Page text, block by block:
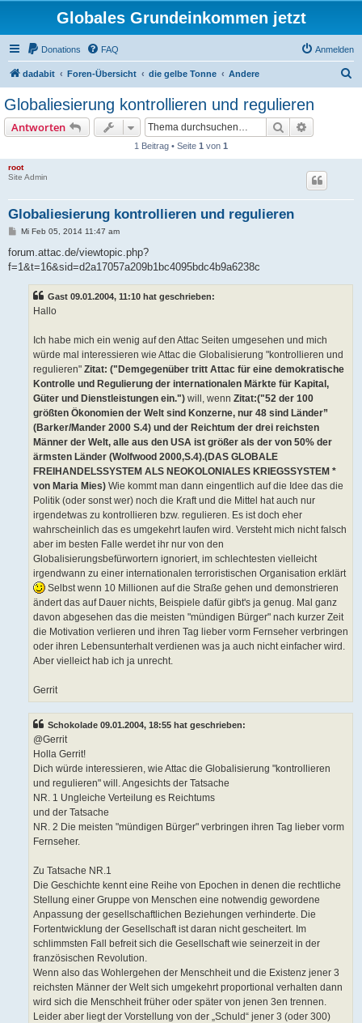
Globales Grundeinkommen jetzt
Donations FAQ Anmelden
dadabit Foren-Übersicht die gelbe Tonne Andere
Globaliesierung kontrollieren und regulieren
Antworten Suche
1 Beitrag • Seite 1 von 1
root
Site Admin
Globaliesierung kontrollieren und regulieren
B
i
r
Mi Feb 05, 2014 11:47 am
forum.attac.de/viewtopic.php?
f=1&t=16&sid=d2a17057a209b1bc4095bdc4b9a6238c
Gast 09.01.2004, 11:10 hat geschrieben:
Hallo
Ich habe mich ein wenig auf den Attac Seiten umgesehen und mich
würde mal interessieren wie Attac die Globalisierung "kontrollieren und
regulieren" Zitat: ("Demgegenüber tritt Attac für eine demokratische
Kontrolle und Regulierung der internationalen Märkte für Kapital,
Güter und Dienstleistungen ein.") will, wenn Zitat:("52 der 100
größten Ökonomien der Welt sind Konzerne, nur 48 sind Länder”
(Barker/Mander 2000 S.4) und der Reichtum der drei reichsten
Männer der Welt, alle aus den USA ist größer als der von 50% der
ärmsten Länder (Wolfwood 2000,S.4).(DAS GLOBALE
FREIHANDELSSYSTEM ALS NEOKOLONIALES KRIEGSSYSTEM *
von Maria Mies) Wie kommt man dann eingentlich auf die Idee das die
Politik (oder sonst wer) noch die Kraft und die Mittel hat auch nur
irgendetwas zu kontrollieren bzw. regulieren. Es ist doch eher
wahrscheinlich das es umgekehrt laufen wird. Versteht mich nicht falsch
aber im besten Falle werdet ihr nur von den
Globalisierungsbefürwortern ignoriert, im schlechtesten vielleicht
irgendwann zu einer internationalen terroristischen Organisation erklärt
Selbst wenn 10 Millionen auf die Straße gehen und demonstrieren
ändert das auf Dauer nichts, Beispiele dafür gibt's ja genug. Mal ganz
davon abgesehen das die meisten "mündigen Bürger" nach kurzer Zeit
die Motivation verlieren und ihren Tag lieber vorm Fernseher verbringen
oder ihren Lebensunterhalt verdienen was ja auch nicht einfacher wird.
Aber vielleict hab ich ja unrecht.
Gerrit
Schokolade 09.01.2004, 18:55 hat geschrieben:
@Gerrit
Holla Gerrit!
Dich würde interessieren, wie Attac die Globalisierung "kontrollieren
und regulieren" will. Angesichts der Tatsache
NR. 1 Ungleiche Verteilung es Reichtums
und der Tatsache
NR. 2 Die meisten "mündigen Bürger" verbringen ihren Tag lieber vorm
Fernseher.
Zu Tatsache NR.1
Die Geschichte kennt eine Reihe von Epochen in denen die rechtliche
Stellung einer Gruppe von Menschen eine notwendig gewordene
Anpassung der gesellschaftlichen Beziehungen verhinderte. Die
Fortentwicklung der Gesellschaft ist daran nicht gescheitert. Im
schlimmsten Fall befreit sich die Gesellschaft wie seinerzeit in der
französischen Revolution.
Wenn also das Wohlergehen der Menschheit und die Existenz jener 3
reichsten Männer der Welt sich umgekehrt proportional verhalten dann
wird sich die Menschheit früher oder später von jenen 3en trennen.
Leider aber liegt der Vorstellung von der „Schuld“ jener 3 (oder 300)